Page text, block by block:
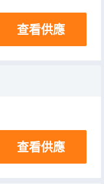
查看供應
查看供應